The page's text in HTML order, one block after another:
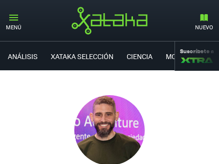
MENÚ NUEVO
ANÁLISIS XATAKA SELECCIÓN CIENCIA MOVILIDAD
Suscríbete a